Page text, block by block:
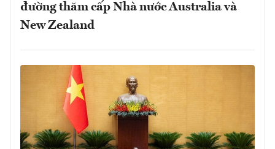
đường thăm cấp Nhà nước Australia và
New Zealand